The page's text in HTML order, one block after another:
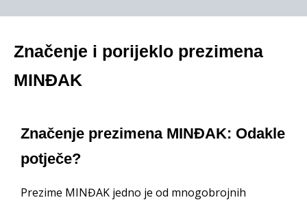
Značenje i porijeklo prezimena
MINĐAK
Značenje prezimena MINĐAK: Odakle
potječe?
Prezime MINĐAK jedno je od mnogobrojnih